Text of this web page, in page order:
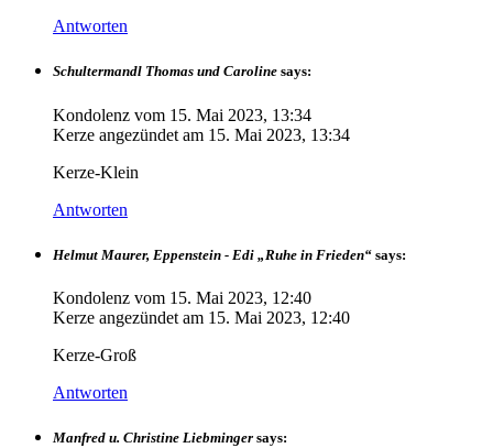
Antworten
Schultermandl Thomas und Caroline says:
Kondolenz vom 15. Mai 2023, 13:34
Kerze angezündet am 15. Mai 2023, 13:34
Kerze-Klein
Antworten
Helmut Maurer, Eppenstein - Edi „Ruhe in Frieden“ says:
Kondolenz vom 15. Mai 2023, 12:40
Kerze angezündet am 15. Mai 2023, 12:40
Kerze-Groß
Antworten
Manfred u. Christine Liebminger says: